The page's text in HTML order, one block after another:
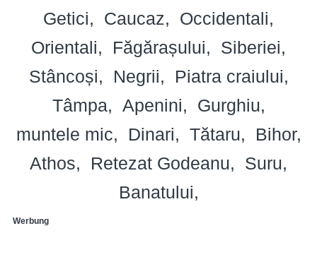
Getici
Caucaz
Occidentali
Orientali
Făgărașului
Siberiei
Stâncoși
Negrii
Piatra craiului
Tâmpa
Apenini
Gurghiu
muntele mic
Dinari Tătaru
Bihor
Athos
Retezat Godeanu
Suru
Banatului
Werbung